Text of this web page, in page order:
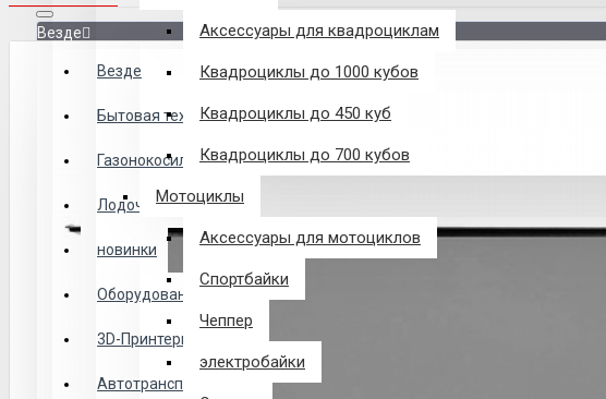
Везде
Везде
Бытовая техника
Газонокосилки
Лодочные Моторы
новинки
Оборудование
3D-Принтеры
Автотранспорт
Филиалы
Закладки
0 товар(ов) - 0 р.
Аксессуары для квадроциклам
Квадроциклы до 1000 кубов
Квадроциклы до 450 куб
Квадроциклы до 700 кубов
Мотоциклы
Аксессуары для мотоциклов
Спортбайки
Чеппер
электробайки